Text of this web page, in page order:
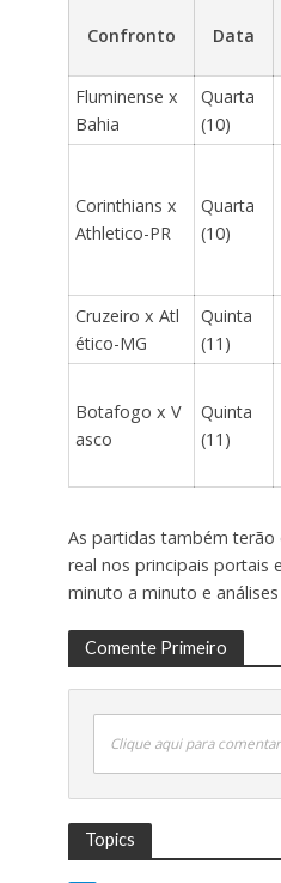
Confronto Data
Fluminense x
Bahia
Quarta
(10)
Corinthians x
Athletico-PR
Quarta
(10)
Cruzeiro x Atl
ético-MG
Quinta
(11)
Botafogo x V
asco
Quinta
(11)
As partidas também
real nos principais portais
minuto a minuto e
Comente Primeiro
Clique aqui para comentar
Topics